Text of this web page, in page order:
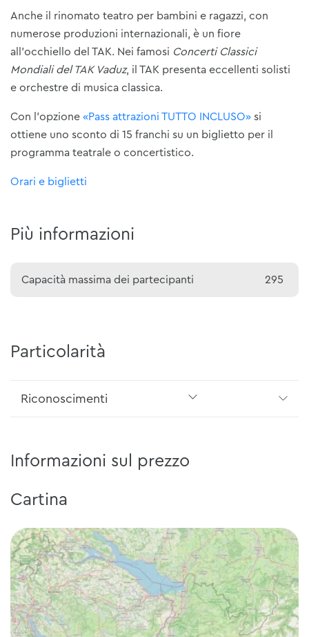
Anche il rinomato teatro per bambini e ragazzi, con
numerose produzioni internazionali, è un fiore
all'occhiello del TAK. Nei famosi Concerti Classici
Mondiali del TAK Vaduz, il TAK presenta eccellenti solisti
e orchestre di musica classica.
Con l'opzione «Pass attrazioni TUTTO INCLUSO» si
ottiene uno sconto di 15 franchi su un biglietto per il
programma teatrale o concertistico.
Orari e biglietti
Più informazioni
Capacità massima dei partecipanti 295
Particolarità
Riconoscimenti
Informazioni sul prezzo
Cartina